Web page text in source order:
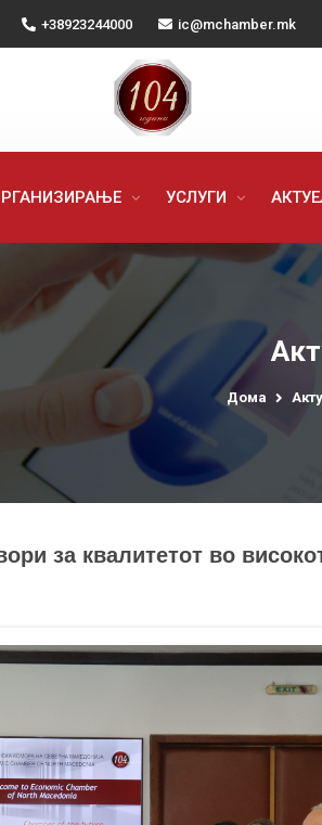
+38923244000 ic@mchamber.mk
УСЛУГИ
Дома
за квалитетот во